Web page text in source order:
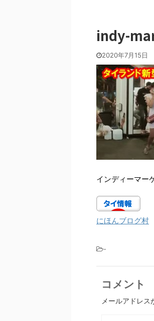
indy-
2020年7月15日
インディーマー
にほんブログ村
-
コメント
メールアドレス